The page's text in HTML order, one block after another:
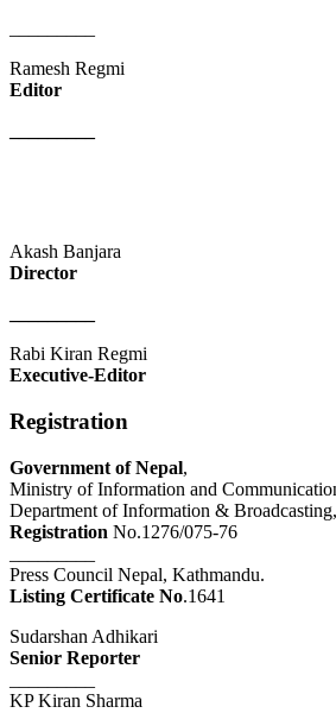
Ramesh Regmi
Editor
Akash Banjara
Director
Rabi Kiran Regmi
Executive-Editor
Registration
Government of Nepal,
Ministry of Information and
Department of Information &
Registration No.1276/075-76
Press Council Nepal, Kathmandu.
Listing Certificate No.1641
Sudarshan Adhikari
Senior Reporter
KP Kiran Sharma